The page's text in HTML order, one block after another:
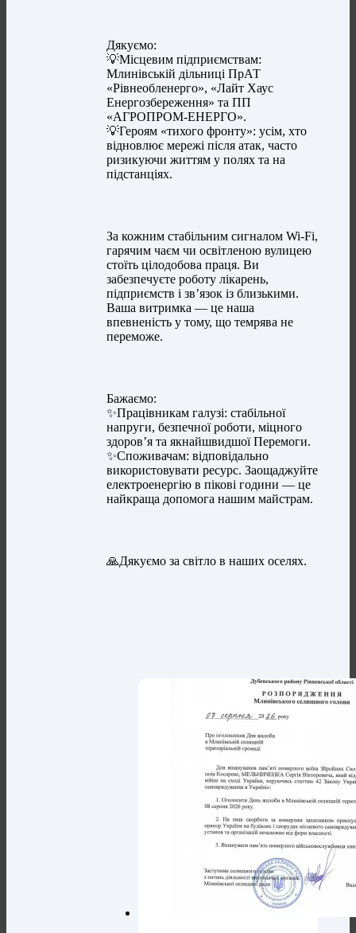
​Дякуємо:
💡​Місцевим підприємствам:
Млинівській дільниці ПрАТ
«Рівнеобленерго», «Лайт Хаус
Енергозбереження» та ПП
«АГРОПРОМ-ЕНЕРГО».
💡​Героям «тихого фронту»: усім, хто
відновлює мережі після атак, часто
ризикуючи життям у полях та на
підстанціях.
​За кожним стабільним сигналом Wi-Fi,
гарячим чаєм чи освітленою вулицею
стоїть цілодобова праця. Ви
забезпечуєте роботу лікарень,
підприємств і зв’язок із близькими.
Ваша витримка — це наша
впевненість у тому, що темрява не
переможе.
​Бажаємо:
✨️​Працівникам галузі: стабільної
напруги, безпечної роботи, міцного
здоров’я та якнайшвидшої Перемоги.
✨️​Споживачам: відповідально
використовувати ресурс. Заощаджуйте
електроенергію в пікові години — це
найкраща допомога нашим майстрам.
🙏Дякуємо за світло в наших оселях.